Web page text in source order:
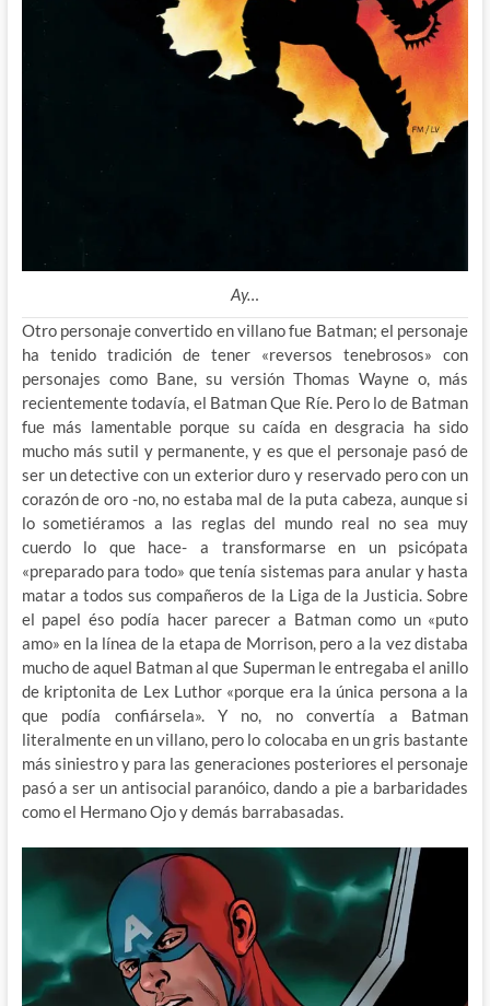
Ay…
Otro personaje convertido en villano fue Batman; el personaje
ha tenido tradición de tener «reversos tenebrosos» con
personajes como Bane, su versión Thomas Wayne o, más
recientemente todavía, el Batman Que Ríe. Pero lo de Batman
fue más lamentable porque su caída en desgracia ha sido
mucho más sutil y permanente, y es que el personaje pasó de
ser un detective con un exterior duro y reservado pero con un
corazón de oro -no, no estaba mal de la puta cabeza, aunque si
lo sometiéramos a las reglas del mundo real no sea muy
cuerdo lo que hace- a transformarse en un psicópata
«preparado para todo» que tenía sistemas para anular y hasta
matar a todos sus compañeros de la Liga de la Justicia. Sobre
el papel éso podía hacer parecer a Batman como un «puto
amo» en la línea de la etapa de Morrison, pero a la vez distaba
mucho de aquel Batman al que Superman le entregaba el anillo
de kriptonita de Lex Luthor «porque era la única persona a la
que podía confiársela». Y no, no convertía a Batman
literalmente en un villano, pero lo colocaba en un gris bastante
más siniestro y para las generaciones posteriores el personaje
pasó a ser un antisocial paranóico, dando a pie a barbaridades
como el Hermano Ojo y demás barrabasadas.